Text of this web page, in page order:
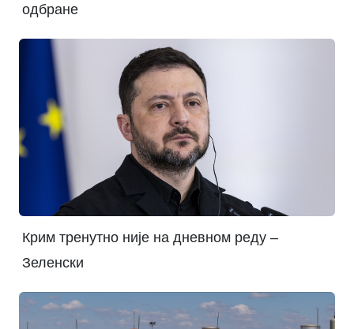
одбране
Крим тренутно није на дневном реду –
Зеленски